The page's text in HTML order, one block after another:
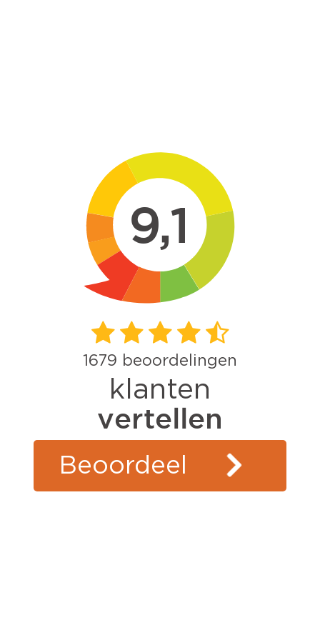
9,1
1679 beoordelingen
klanten
vertellen
Beoordeel